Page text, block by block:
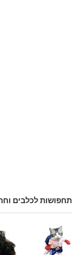
תחפושות לכלבים